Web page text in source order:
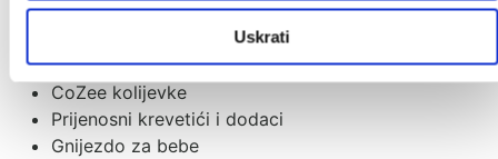
Uskrati
Dječji krevetići
Tješilice
CoZee kolijevke
Prijenosni krevetići i dodaci
Gnijezdo za bebe